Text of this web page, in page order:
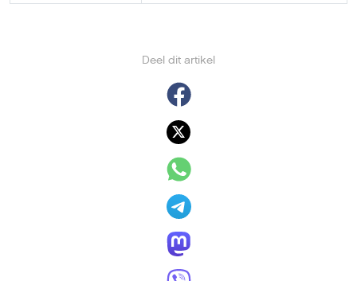
Deel dit artikel